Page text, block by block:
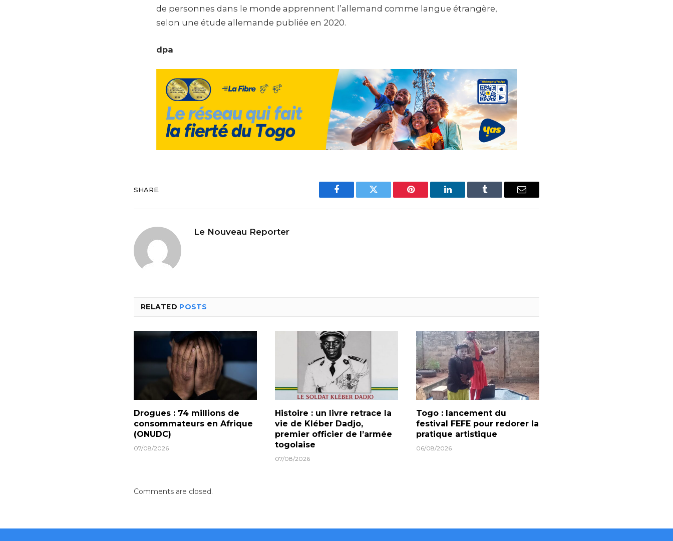
de personnes dans le monde apprennent l’allemand comme langue étrangère,
selon une étude allemande publiée en 2020.
dpa
SHARE.
Facebook Twitter Pinterest LinkedIn Tumblr Email
Le Nouveau Reporter
RELATED POSTS
Drogues : 74 millions de
consommateurs en Afrique
(ONUDC)
07/08/2026
Histoire : un livre retrace la
vie de Kléber Dadjo,
premier officier de l’armée
togolaise
07/08/2026
Togo : lancement du
festival FEFE pour redorer la
pratique artistique
06/08/2026
Comments are closed.